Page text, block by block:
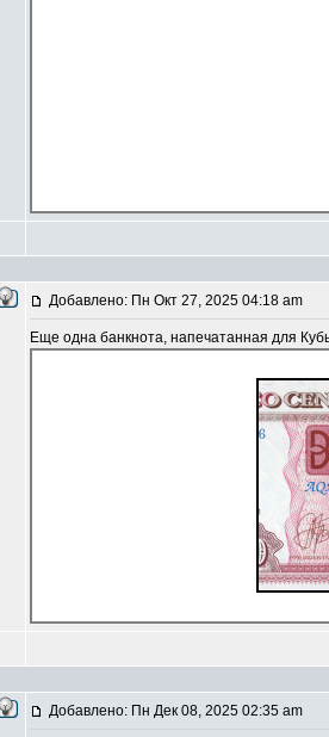
Добавлено: Пн Окт 27, 2025 04:18 am
Еще одна банкнота, напечатанная для
Добавлено: Пн Дек 08, 2025 02:35 am